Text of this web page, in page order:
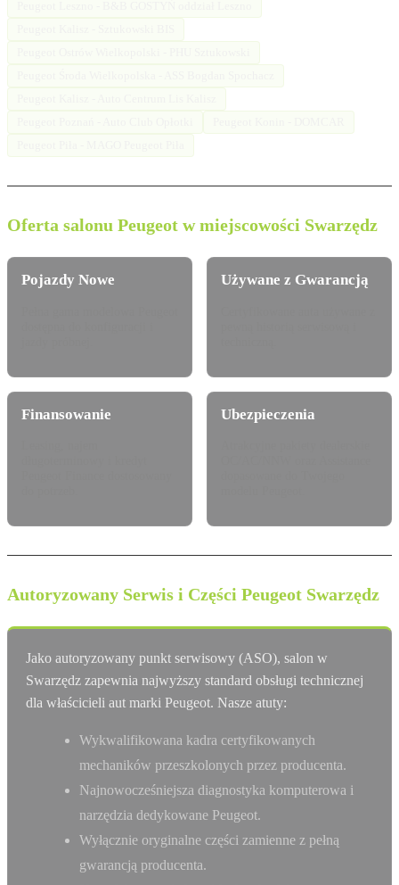
Oferta salonu Peugeot w miejscowości Swarzędz
Pojazdy Nowe Używane z Gwarancją
Finansowanie Ubezpieczenia
Autoryzowany Serwis i Części Peugeot Swarzędz
Jako autoryzowany punkt serwisowy (ASO), salon w
Swarzędz zapewnia najwyższy standard obsługi technicznej
dla właścicieli aut marki Peugeot. Nasze atuty:
Wykwalifikowana kadra certyfikowanych
mechaników przeszkolonych przez producenta.
Najnowocześniejsza diagnostyka komputerowa i
narzędzia dedykowane Peugeot.
Wyłącznie oryginalne części zamienne z pełną
gwarancją producenta.